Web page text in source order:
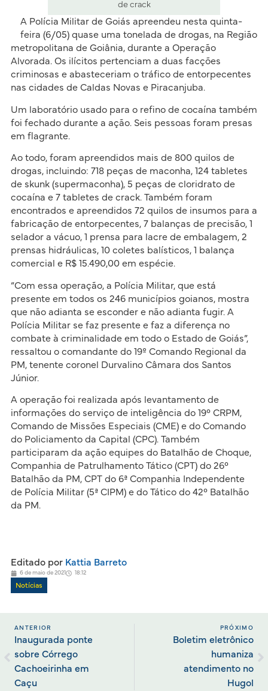
de crack
A Polícia Militar de Goiás apreendeu nesta quinta-
feira (6/05) quase uma tonelada de drogas, na Região
metropolitana de Goiânia, durante a Operação
Alvorada. Os ilícitos pertenciam a duas facções
criminosas e abasteceriam o tráfico de entorpecentes
nas cidades de Caldas Novas e Piracanjuba.
Um laboratório usado para o refino de cocaína também
foi fechado durante a ação. Seis pessoas foram presas
em flagrante.
Ao todo, foram apreendidos mais de 800 quilos de
drogas, incluindo: 718 peças de maconha, 124 tabletes
de skunk (supermaconha), 5 peças de cloridrato de
cocaína e 7 tabletes de crack. Também foram
encontrados e apreendidos 72 quilos de insumos para a
fabricação de entorpecentes, 7 balanças de precisão, 1
selador a vácuo, 1 prensa para lacre de embalagem, 2
prensas hidráulicas, 10 coletes balísticos, 1 balança
comercial e R$ 15.490,00 em espécie.
“Com essa operação, a Polícia Militar, que está
presente em todos os 246 municípios goianos, mostra
que não adianta se esconder e não adianta fugir. A
Polícia Militar se faz presente e faz a diferença no
combate à criminalidade em todo o Estado de Goiás”,
ressaltou o comandante do 19º Comando Regional da
PM, tenente coronel Durvalino Câmara dos Santos
Júnior.
A operação foi realizada após levantamento de
informações do serviço de inteligência do 19° CRPM,
Comando de Missões Especiais (CME) e do Comando
do Policiamento da Capital (CPC). Também
participaram da ação equipes do Batalhão de Choque,
Companhia de Patrulhamento Tático (CPT) do 26°
Batalhão da PM, CPT do 6ª Companhia Independente
de Polícia Militar (5ª CIPM) e do Tático do 42° Batalhão
da PM.
Editado porKattia Barreto
6 de maio de 2021 18:12
Notícias
ANTERIOR
Inaugurada ponte
sobre Córrego
Cachoeirinha em
Caçu
PRÓXIMO
Boletim eletrônico
humaniza
atendimento no
Hugol